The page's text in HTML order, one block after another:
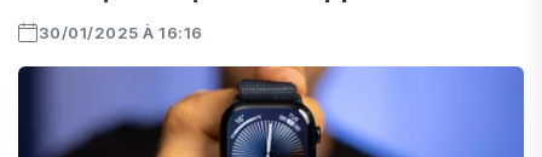
30/01/2025 À 16:16